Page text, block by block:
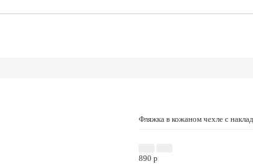
Фляжка в кожаном чехле с
890 p